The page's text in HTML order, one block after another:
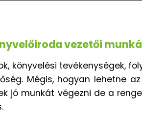
vezetői
könyvelési tevékenységek,
Mégis, hogyan lehetne
jó munkát végezni de a